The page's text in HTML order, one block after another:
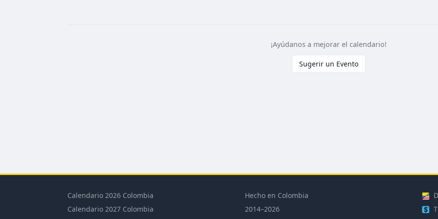
¡Ayúdanos a mejorar el calendario!
Sugerir un Evento
Calendario 2026 Colombia
Calendario 2027 Colombia
Hecho en Colombia
2014–2026